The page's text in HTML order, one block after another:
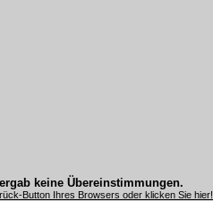
keine Übereinstimmungen.
Button Ihres Browsers oder klicken Sie hier!